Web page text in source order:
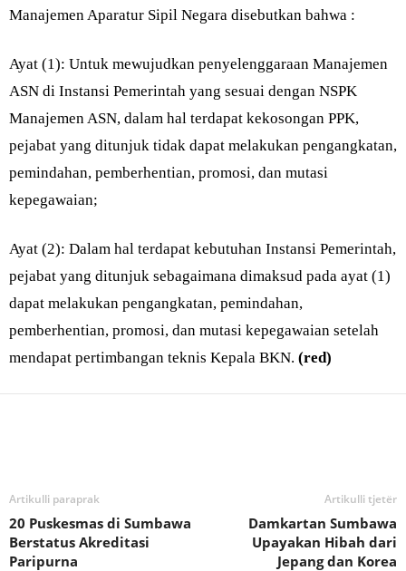
Manajemen Aparatur Sipil Negara disebutkan bahwa :
Ayat (1): Untuk mewujudkan penyelenggaraan Manajemen
ASN di Instansi Pemerintah yang sesuai dengan NSPK
Manajemen ASN, dalam hal terdapat kekosongan PPK,
pejabat yang ditunjuk tidak dapat melakukan pengangkatan,
pemindahan, pemberhentian, promosi, dan mutasi
kepegawaian;
Ayat (2): Dalam hal terdapat kebutuhan Instansi Pemerintah,
pejabat yang ditunjuk sebagaimana dimaksud pada ayat (1)
dapat melakukan pengangkatan, pemindahan,
pemberhentian, promosi, dan mutasi kepegawaian setelah
mendapat pertimbangan teknis Kepala BKN. (red)
Artikulli paraprak
20 Puskesmas di Sumbawa
Berstatus Akreditasi
Paripurna
Artikulli tjetër
Damkartan Sumbawa
Upayakan Hibah dari
Jepang dan Korea